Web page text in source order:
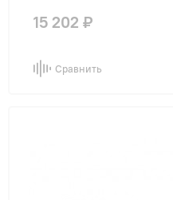
15 202 ₽
Сравнить